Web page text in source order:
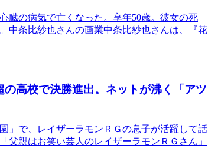
臓の病気で亡くなった。享年50歳。彼女の死
中条比紗也さんの画業中条比紗也さんは、『花
高校で決勝進出。ネットが沸く「アツ
」で、レイザーラモンＲＧの息子が活躍して話
親はお笑い芸人のレイザーラモンＲＧさん」